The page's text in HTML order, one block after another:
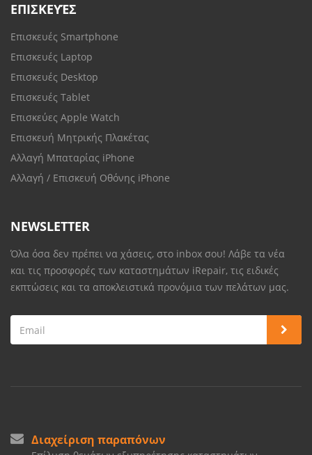
ΕΠΙΣΚΕΥΈΣ
Επισκευές Smartphone
Επισκευές Laptop
Επισκευές Desktop
Επισκευές Tablet
Επισκεύες Apple Watch
Επισκευή Μητρικής Πλακέτας
Αλλαγή Μπαταρίας iPhone
Αλλαγή / Επισκευή Οθόνης iPhone
NEWSLETTER
Όλα όσα δεν πρέπει να χάσεις, στο inbox σου! Λάβε τα νέα
και τις προσφορές των καταστημάτων iRepair, τις ειδικές
εκπτώσεις και τα αποκλειστικά προνόμια των πελάτων μας.
Διαχείριση παραπόνων